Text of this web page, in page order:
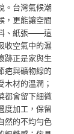
。台灣氣候潮
，更能讓空間
、紙張——這
收空氣中的濕
跡正是家與生
疤與礦物線的
材的溫潤；
都會留下細微
度加工，保留
然的不均勻色